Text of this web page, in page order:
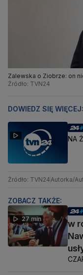
Zalewska o Ziobrze: on
stawiać, więc nie mógł
Źródło: TVN24
DOWIEDZ SIĘ WIĘCEJ:
NA
Źródło: TVN24 Autorka/
ZOBACZ TAKŻE:
27 min
w